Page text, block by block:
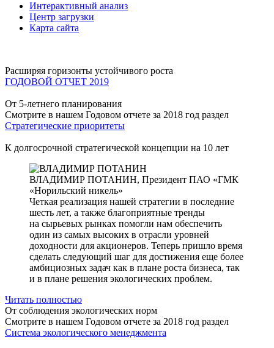
Интерактивный анализ
Центр загрузки
Карта сайта
Расширяя горизонты устойчивого роста
ГОДОВОЙ ОТЧЕТ 2019
От 5-летнего планирования
Смотрите в нашем Годовом отчете за 2018 год раздел
Стратегические приоритеты
К долгосрочной стратегической концепции на 10 лет
ВЛАДИМИР ПОТАНИН, Президент ПАО «ГМК
«Норильский никель»
Четкая реализация нашей стратегии в последние
шесть лет, а также благоприятные тренды
на сырьевых рынках помогли нам обеспечить
один из самых высоких в отрасли уровней
доходности для акционеров. Теперь пришло время
сделать следующий шаг для достижения еще более
амбициозных задач как в плане роста бизнеса, так
и в плане решения экологических проблем.
Читать полностью
От соблюдения экологических норм
Смотрите в нашем Годовом отчете за 2018 год раздел
Система экологического менеджмента